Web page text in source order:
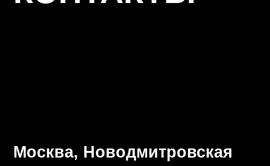
Москва, Новодмитровская